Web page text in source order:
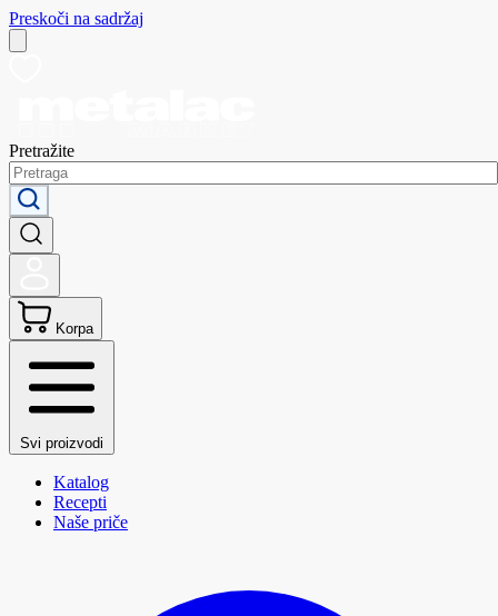
Preskoči na sadržaj
Pretražite
Korpa
Svi proizvodi
Katalog
Recepti
Naše priče